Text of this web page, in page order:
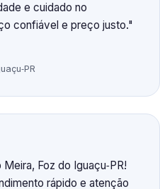
e cuidado no
confiável e preço justo.
Foz do Iguaçu‑PR!
rápido e atenção